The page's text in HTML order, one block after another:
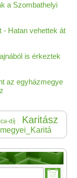
a Szombathelyi
- Hatan vehettek át
is érkeztek
az egyházmegye
díj Karitász